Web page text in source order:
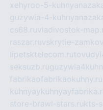
xehyroo-5-
guzywia-4-
cs68.ruvladivostok-
raszar.ruvskrytie-
lipetsktelecom.ru
seksuzb.ru
fabrikaofabrikaokuhny.ru
store-brawl-stars.rukts-